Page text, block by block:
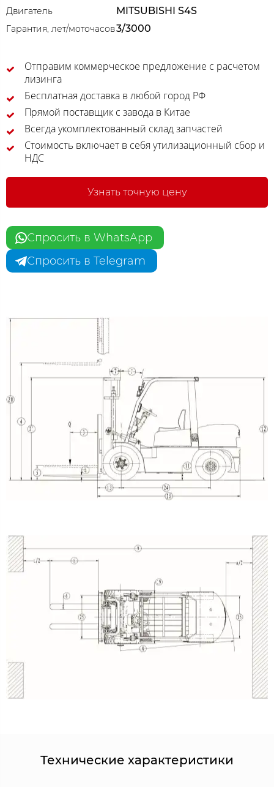
Двигатель MITSUBISHI S4S
Гарантия, лет/моточасов3/3000
Отправим коммерческое предложение с расчетом
лизинга
Бесплатная доставка в любой город РФ
Прямой поставщик с завода в Китае
Всегда укомплектованный склад запчастей
Стоимость включает в себя утилизационный сбор и
НДС
Узнать точную цену
Спросить в WhatsApp
Спросить в Telegram
Технические характеристики